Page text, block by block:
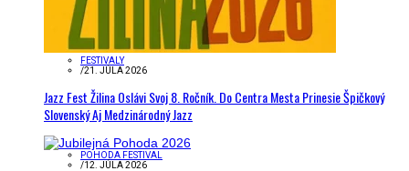
FESTIVALY
/21. JÚLA 2026
Jazz Fest Žilina Oslávi Svoj 8. Ročník. Do Centra Mesta Prinesie Špičkový
Slovenský Aj Medzinárodný Jazz
POHODA FESTIVAL
/12. JÚLA 2026